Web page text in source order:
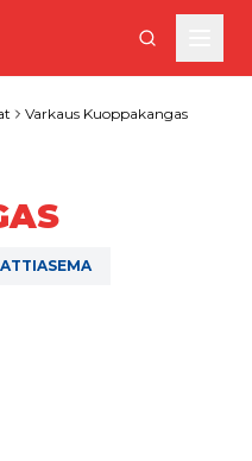
Varkaus Kuoppakangas